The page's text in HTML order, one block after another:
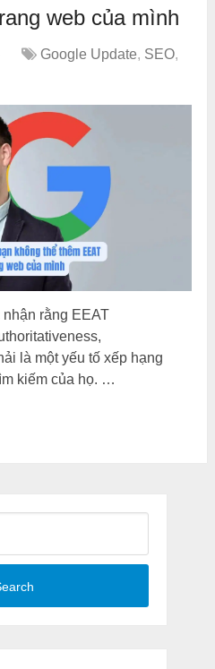
web của mình
Google Update, SEO,
rằng EEAT
là một yếu tố xếp hạng
kiếm của họ. …